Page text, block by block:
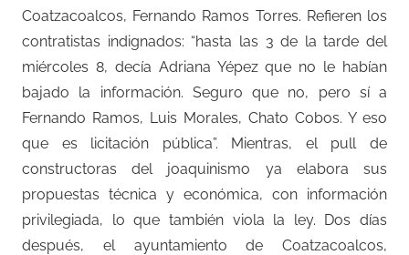
Coatzacoalcos, Fernando Ramos Torres. Refieren los
contratistas indignados: “hasta las 3 de la tarde del
miércoles 8, decía Adriana Yépez que no le habían
bajado la información. Seguro que no, pero sí a
Fernando Ramos, Luis Morales, Chato Cobos. Y eso
que es licitación pública”. Mientras, el pull de
constructoras del joaquinismo ya elabora sus
propuestas técnica y económica, con información
privilegiada, lo que también viola la ley. Dos días
después, el ayuntamiento de Coatzacoalcos,